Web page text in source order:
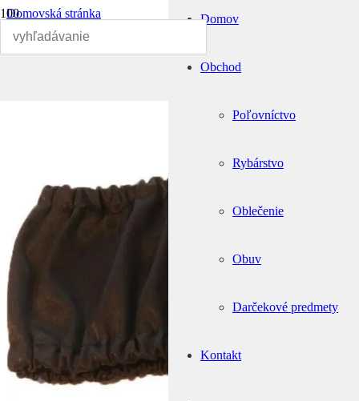
Domov
Obchod
Poľovníctvo
Rybárstvo
Oblečenie
Obuv
Darčekové predmety
Kontakt
Domovská stránka
Poľovníctvo
Doplnky pre psov
Kryt na elektronický obojok M